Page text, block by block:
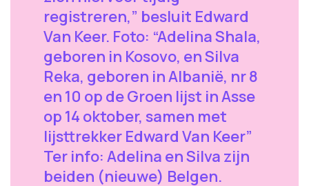
registreren,” besluit Edward
Van Keer. Foto: “Adelina Shala,
geboren in Kosovo, en Silva
Reka, geboren in Albanië, nr 8
en 10 op de Groen lijst in Asse
op 14 oktober, samen met
lijsttrekker Edward Van Keer”
Ter info: Adelina en Silva zijn
beiden (nieuwe) Belgen.